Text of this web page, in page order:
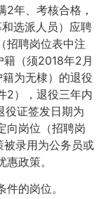
2年、考核合格，
选派人员）应聘
招聘岗位表中注
籍（须2018年2月
为无棣）的退役
2），退役三年内
役证签发日期为
向岗位（招聘岗
被录用为公务员或
政策。
的岗位。